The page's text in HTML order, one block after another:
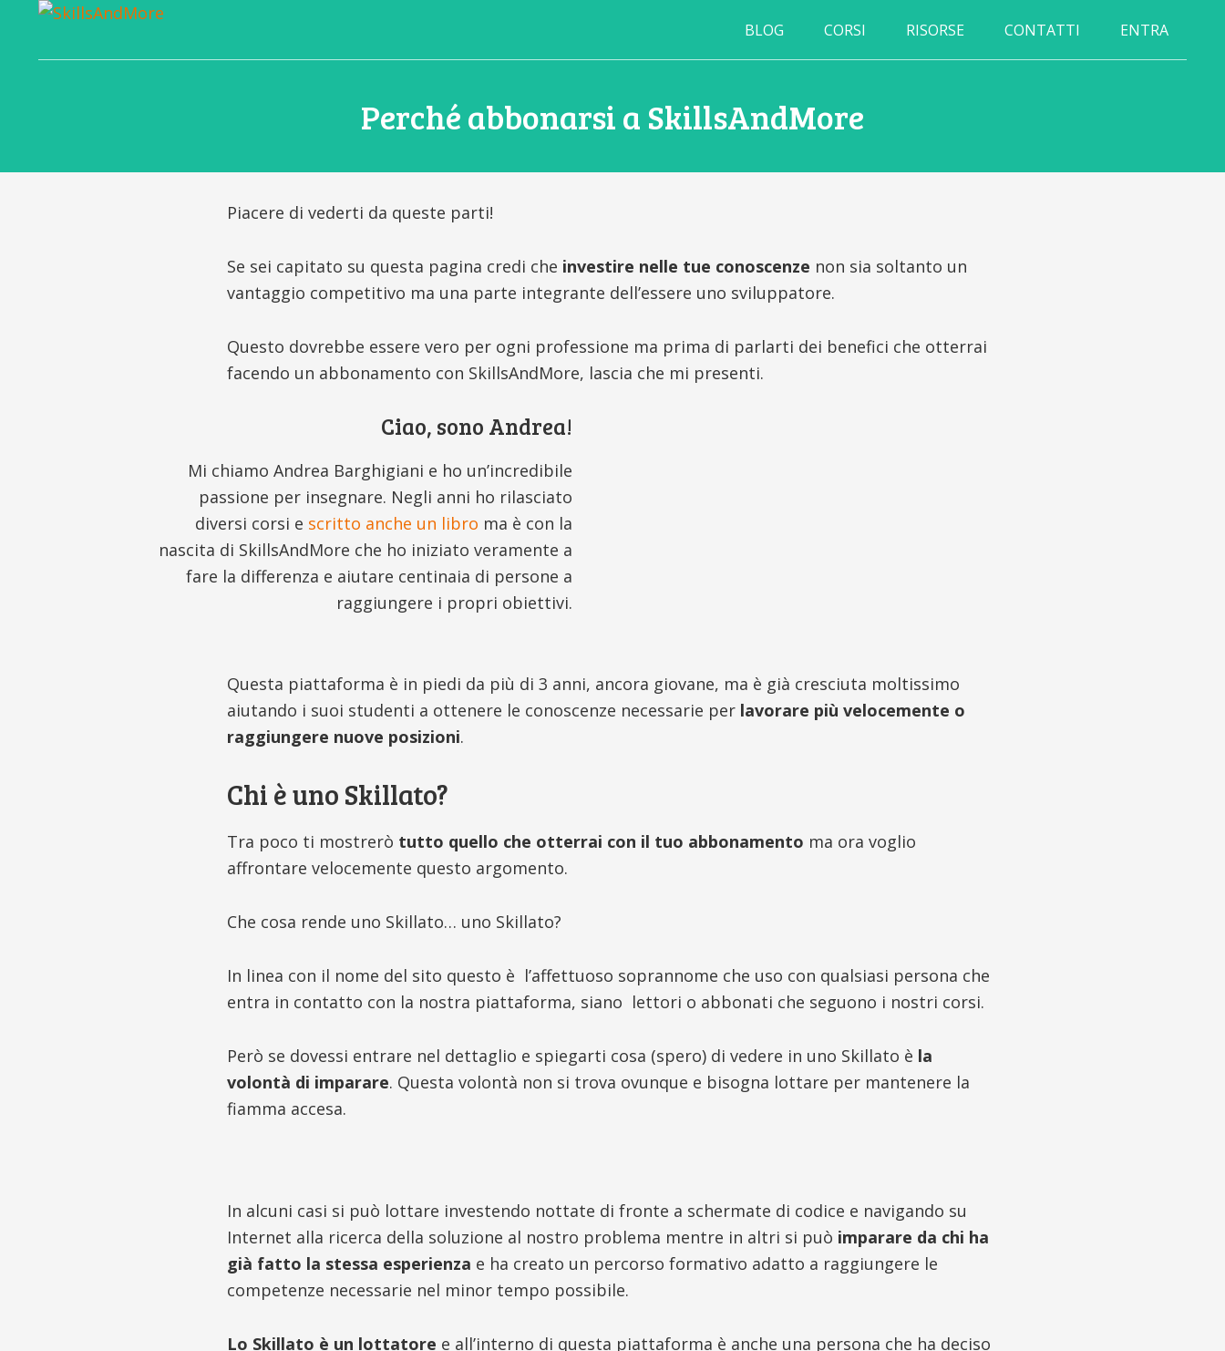
del
BLOG CORSI RISORSE CONTATTI ENTRA
Perché abbonarsi a SkillsAndMore
Piacere di vederti da queste parti!
Se sei capitato su questa pagina credi che investire nelle tue conoscenze non sia soltanto un
vantaggio competitivo ma una parte integrante dell’essere uno sviluppatore.
Questo dovrebbe essere vero per ogni professione ma prima di parlarti dei benefici che otterrai
facendo un abbonamento con SkillsAndMore, lascia che mi presenti.
Ciao, sono Andrea!
Mi chiamo Andrea Barghigiani e ho un’incredibile
passione per insegnare. Negli anni ho rilasciato
diversi corsi e scritto anche un libro ma è con la
nascita di SkillsAndMore che ho iniziato veramente a
fare la differenza e aiutare centinaia di persone a
raggiungere i propri obiettivi.
Questa piattaforma è in piedi da più di 3 anni, ancora giovane, ma è già cresciuta moltissimo
aiutando i suoi studenti a ottenere le conoscenze necessarie per lavorare più velocemente o
raggiungere nuove posizioni.
Chi è uno Skillato?
Tra poco ti mostrerò tutto quello che otterrai con il tuo abbonamento ma ora voglio
affrontare velocemente questo argomento.
Che cosa rende uno Skillato… uno Skillato?
In linea con il nome del sito questo è l’affettuoso soprannome che uso con qualsiasi persona che
entra in contatto con la nostra piattaforma, siano lettori o abbonati che seguono i nostri corsi.
Però se dovessi entrare nel dettaglio e spiegarti cosa (spero) di vedere in uno Skillato è la
volontà di imparare. Questa volontà non si trova ovunque e bisogna lottare per mantenere la
fiamma accesa.
In alcuni casi si può lottare investendo nottate di fronte a schermate di codice e navigando su
Internet alla ricerca della soluzione al nostro problema mentre in altri si può imparare da chi ha
già fatto la stessa esperienza e ha creato un percorso formativo adatto a raggiungere le
competenze necessarie nel minor tempo possibile.
Lo Skillato è un lottatore e all’interno di questa piattaforma è anche una persona che ha deciso